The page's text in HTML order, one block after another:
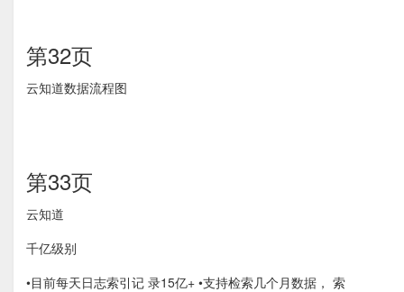
第32页
云知道数据流程图
第33页
云知道
千亿级别
•目前每天日志索引记 录15亿+ •支持检索几个月数据， 索